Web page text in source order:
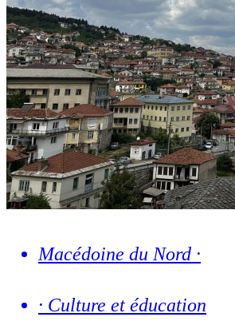
Macédoine du Nord ·
· Culture et éducation